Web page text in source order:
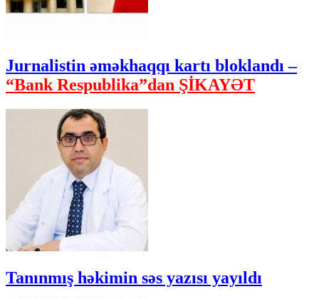
Jurnalistin əməkhaqqı kartı bloklandı –
“Bank Respublika”dan ŞİKAYƏT
Tanınmış həkimin səs yazısı yayıldı